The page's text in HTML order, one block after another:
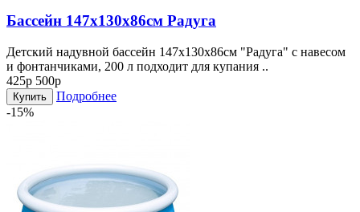
Бассейн 147x130x86см Радуга
Детский надувной бассейн 147х130х86см "Радуга" с навесом
и фонтанчиками, 200 л подходит для купания ..
425р 500р
Купить
Подробнее
-15%